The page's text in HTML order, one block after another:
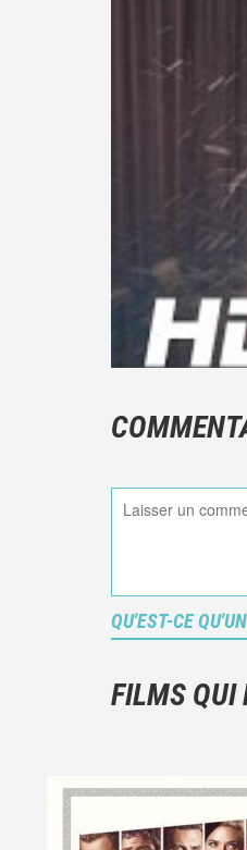
QU'EST-CE
FILMS QUI